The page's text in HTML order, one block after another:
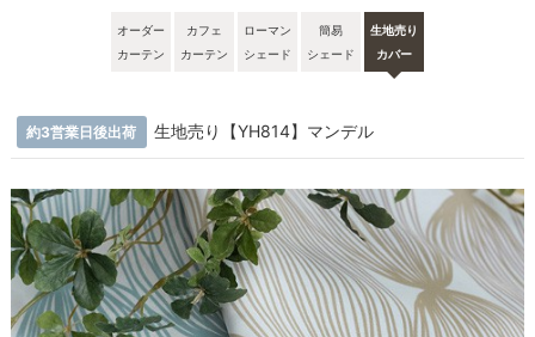
オーダー
カーテン
カフェ
カーテン
ローマン
シェード
簡易
シェード
生地売り
カバー
約3営業日後出荷 生地売り【YH814】マンデル